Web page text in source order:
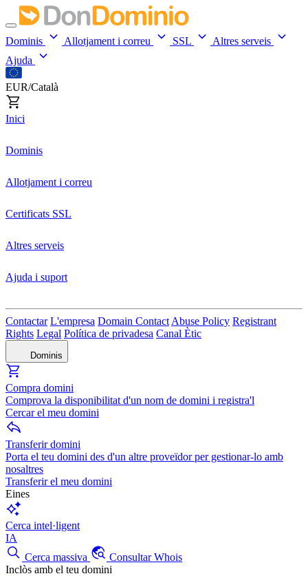
Dominis Allotjament i correu SSL
Altres serveis
Ajuda
EUR/Català
Inici
Dominis
Allotjament i correu
Certificats SSL
Altres serveis
Ajuda i suport
Contactar L'empresa Domain Contact Abuse Policy Registrant
Rights Legal Política de privadesa Canal Ètic
Dominis
Compra domini
Comprova la disponibilitat d'un nom de domini i registra'l
Cercar el meu domini
Transferir domini
Porta el teu domini des d'un altre proveïdor per gestionar-lo amb
nosaltres
Transferir el meu domini
Eines
Cerca intel·ligent
IA
Cerca massiva
Consultar Whois
Inclòs amb el teu domini